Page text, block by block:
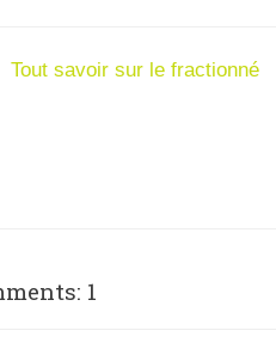
Tout savoir sur le fractionné
1